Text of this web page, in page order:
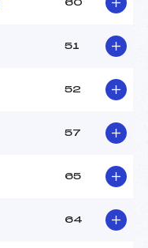
60
51
52
57
65
64